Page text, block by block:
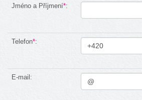
Jméno a Příjmení*:
Telefon*:
E-mail: